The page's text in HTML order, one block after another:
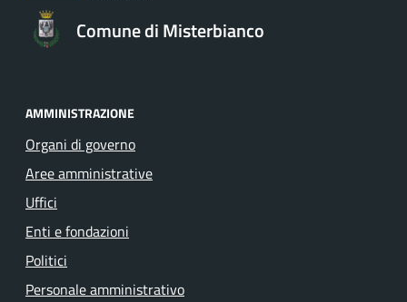
Comune di Misterbianco
AMMINISTRAZIONE
Organi di governo
Aree amministrative
Uffici
Enti e fondazioni
Politici
Personale amministrativo